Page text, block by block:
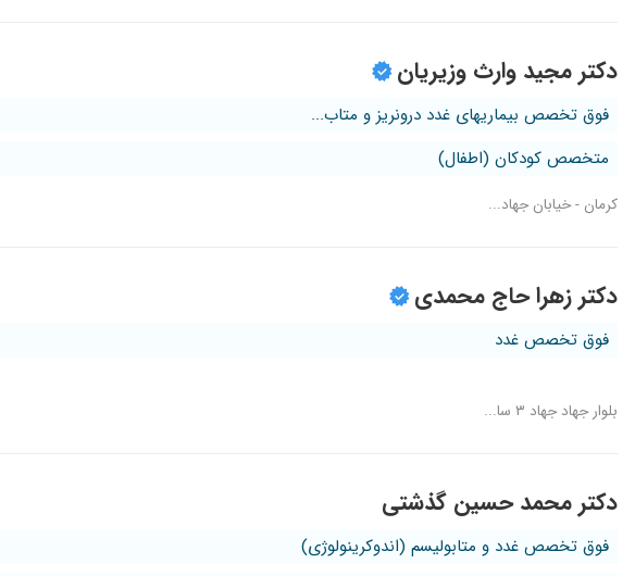
دکتر مجید وارث وزیریان
فوق تخصص بیماریهای غدد درونریز و متاب...
متخصص کودکان (اطفال)
کرمان - خیابان جهاد...
دکتر زهرا حاج محمدی
فوق تخصص غدد
بلوار جهاد جهاد ۳ سا...
دکتر محمد حسین گذشتی
فوق تخصص غدد و متابولیسم (اندوکرینولوژی)